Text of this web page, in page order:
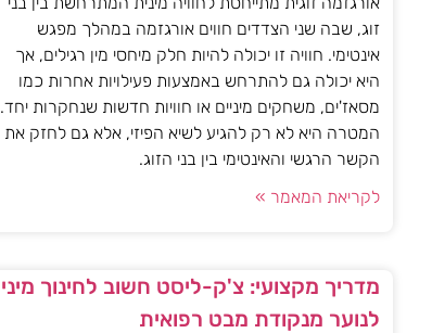
זוג, שבה שני הצדדים חווים אורגזמה במהלך מפגש
אינטימי. חוויה זו יכולה להיות חלק מיחסי מין רגילים, אך
היא יכולה גם להתרחש באמצעות פעילויות אחרות כמו
מסאז'ים, משחקים מיניים או חוויות חדשות שנחקרות יחד.
המטרה היא לא רק להגיע לשיא הפיזי, אלא גם לחזק את
הקשר הרגשי והאינטימי בין בני הזוג.
לקריאת המאמר »
מדריך מקצועי: צ'ק-ליסט חשוב לחינוך מיני
לנוער מנקודת מבט רפואית